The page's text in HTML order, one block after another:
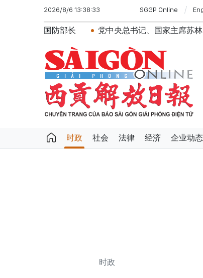
2026/8/6 13:38:33 SGGP Online
党中央总书记、国家主席苏林：越南与马
时政 社会 法律 经济 企业动态
时政